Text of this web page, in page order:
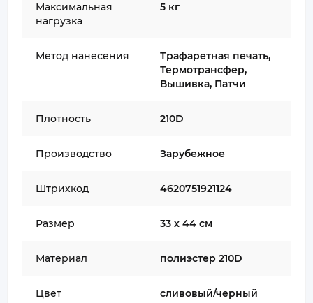
Максимальная
нагрузка
5 кг
Метод нанесения
Трафаретная печать,
Термотрансфер,
Вышивка, Патчи
Плотность 210D
Производство Зарубежное
Штрихкод 4620751921124
Размер 33 х 44 см
Материал полиэстер 210D
Цвет сливовый/черный